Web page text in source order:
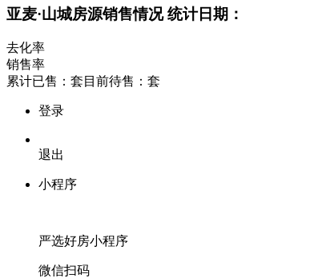
亚麦·山城房源销售情况统计日期：
去化率
销售率
累计已售： 套 目前待售： 套
登录
退出
小程序
严选好房小程序
微信扫码